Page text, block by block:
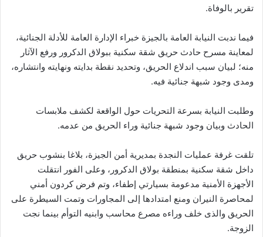
تقرير بالوفاة.
فيما ندبت النيابة العامة بالجيزة خبراء الإدارة العامة للأدلة الجنائية،
لمعاينة مسرح حادث حريق شقة سكنية ببولاق الدكرور ورفع الآثار
منه؛ لبيان سبب اندلاع الحريق، وتحديد نقطة بدايته ونهايته وانتشاره،
ومدى وجود شبهة جنائية فيه.
وطلبت النيابة بسرعة التحريات حول الواقعة لكشف ملابسات
الحادث وبيان وجود شبهة جنائية وراء الحريق من عدمه.
تلقت غرفة عمليات النجدة بمديرية أمن الجيزة، بلاغا بنشوب حريق
داخل شقة سكنية بمنطقة بولاق الدكرور، وعلى الفور انتقلت
الأجهزة الأمنية مدعومة بسيارتي إطفاء، وتم فرض كردون أمني
لمحاصرة النيران ومنع امتدادها إلى المجاورات وتمت السيطرة على
الحريق والذى خلف وراءه مصرع محاسب وابنيه التوأم بينما نجت
الزوجة.